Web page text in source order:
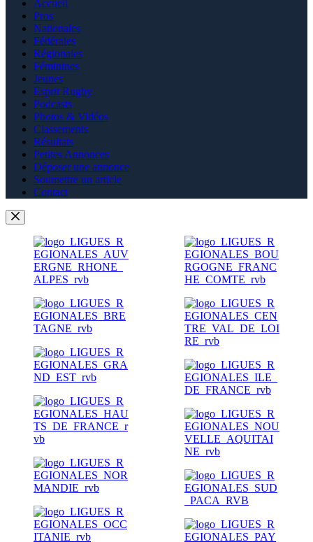
Accueil
Pros
Nationales
Fédérales
Régionales
Féminines
Jeunes
Esprit Rugby
Podcasts
Photos & Vidéos
Classements
Résultats
Petites Annonces
Déposer une annonce
Soumettre un article
Contact